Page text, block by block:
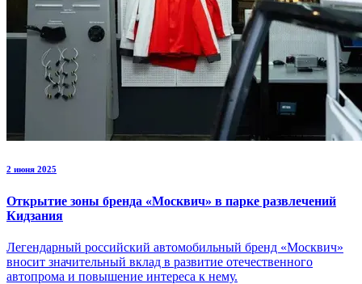
2 июня 2025
Открытие зоны бренда «Москвич» в парке развлечений
Кидзания
Легендарный российский автомобильный бренд «Москвич»
вносит значительный вклад в развитие отечественного
автопрома и повышение интереса к нему.